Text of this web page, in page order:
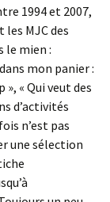
1994 et 2007,
les MJC des
le mien :
mon panier :
», « Qui veut des
d’activités
n’est pas
une sélection